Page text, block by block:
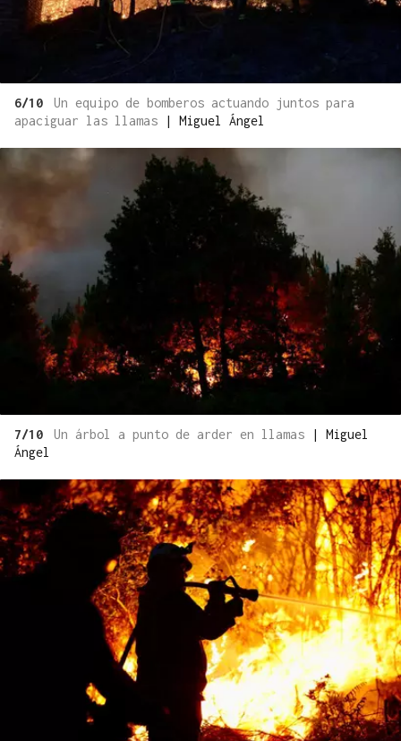
6/10
Un equipo de bomberos actuando juntos para
apaciguar las llamas
| Miguel Ángel
7/10 Un árbol a punto de arder en llamas | Miguel
Ángel